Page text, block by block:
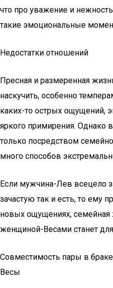
что про уважение и
такие эмоциональные
Недостатки отношений
Пресная и размеренная
наскучить, особенно
каких-то острых ощущений,
яркого примирения. Однако
только посредством
много способов
Если мужчина-Лев всецело
зачастую так и есть, то ему
новых ощущениях, семейная
женщиной-Весами станет
Coвмecтимocть пaры в
Весы